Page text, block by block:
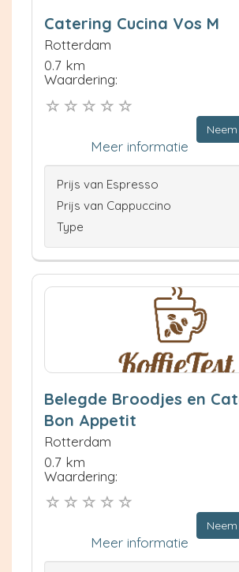
Catering Cucina Vos M
Rotterdam
0.7 km
Waardering:
Meer informatie
Prijs van Espresso
Prijs van Cappuccino
Type
Belegde Broodjes en
Bon Appetit
Rotterdam
0.7 km
Waardering:
Meer informatie